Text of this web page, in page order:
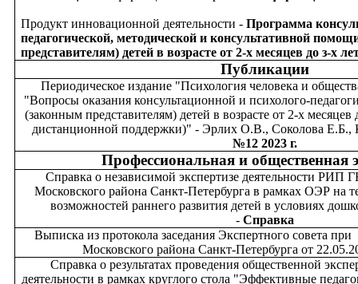
Продукт инновационной деятельности -Программа
педагогической, методической и консультативной
представителям) детей в возрасте от 2-х месяцев до з-х
Публикации
Периодическое издание "Психология человека и
"Вопросы оказания консультационной и психолого-
(законным представителям) детей в возрасте от 2-х
дистанционной поддержки)" - Эрлих О.В., Соколова
№12 2023 г.
Профессиональная и общественная
Справка о независимой экспертизе деятельности РИП
Московского района Санкт-Петербурга в рамках ОЭР на
возможностей раннего развития детей в условиях
- Справка
Выписка из протокола заседания Экспертного
Московского района Санкт-Петербурга от
Справка о результатах проведения общественной
деятельности в рамках круглого стола "Эффективные